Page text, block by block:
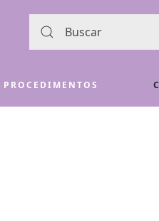
PROCEDIMENTOS